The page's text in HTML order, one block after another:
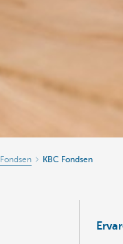
Fondsen KBC Fondsen